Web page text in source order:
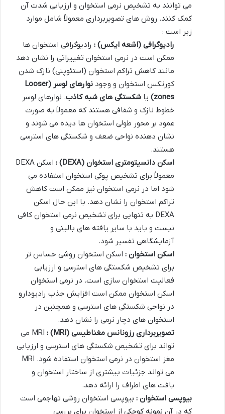
می توانند به تشخیص نرمی استخوان و ارزیابی شدت آن
کمک کنند. روش های تصویربرداری معمولاً شامل موارد
زیر است :
رادیوگرافی (اشعه ایکس) : رادیوگرافی استخوان ها
ممکن است در نرمی استخوان تغییراتی را نشان دهد
مانند کاهش تراکم استخوان (استئوپنی) نازک شدن
کورتکس استخوان و وجود نوارهای لوسر
(Looser
zones) یا شکستگی های شبه کاذب. نوارهای لوسر
خطوط نازک و شفافی هستند که معمولاً به صورت
عمود بر محور طولی استخوان ها دیده می شوند و
نشان دهنده نواحی ضعف و شکستگی های استرسی
هستند.
اسکن دانسیتومتری استخوان (DEXA)
:
اسکن DEXA
معمولاً برای تشخیص پوکی استخوان استفاده می
شود اما در نرمی استخوان نیز ممکن است کاهش
تراکم استخوان را نشان دهد. با این حال اسکن
DEXA به تنهایی برای تشخیص نرمی استخوان کافی
نیست و باید با سایر یافته های بالینی و
آزمایشگاهی تفسیر شود.
اسکن استخوان : اسکن استخوان روشی حساس تر
برای تشخیص شکستگی های استرسی و ارزیابی
فعالیت استخوان سازی است. در نرمی استخوان
اسکن استخوان ممکن است افزایش جذب رادیودارو
در نواحی شکستگی های استرسی و همچنین در
استخوان های دچار نرمی را نشان دهد.
تصویربرداری رزونانس مغناطیسی (MRI) :
MRI می
تواند برای تشخیص شکستگی های استرسی و ارزیابی
مغز استخوان در نرمی استخوان استفاده شود. MRI
می تواند جزئیات بیشتری از ساختار استخوان و
بافت های اطراف را ارائه دهد.
بیوپسی استخوان : بیوپسی استخوان روشی تهاجمی است
که در آن نمونه کوچکی از استخوان برای بررسی